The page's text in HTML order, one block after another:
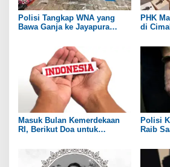
Polisi Tangkap WNA yang
Bawa Ganja ke Jayapura
PHK
di
Masuk Bulan Kemerdekaan
RI, Berikut Doa untuk
Polisi
Raib